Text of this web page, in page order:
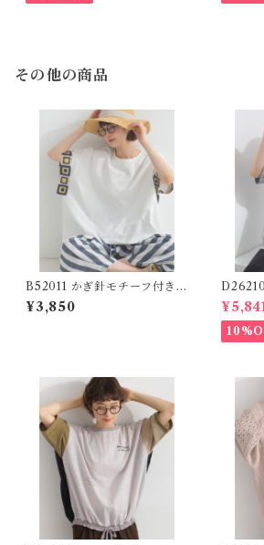
その他の商品
B52011 かぎ針モチーフ付きデ
ザインTシャツ 【redesigne
d】
¥3,850
Tシャ
gn T-